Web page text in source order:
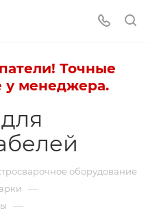
Точные
у менеджера.
оборудование
—
—